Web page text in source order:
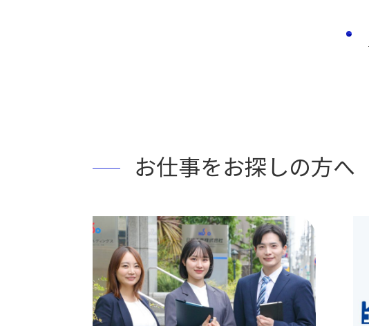
お仕事をお探しの方へ